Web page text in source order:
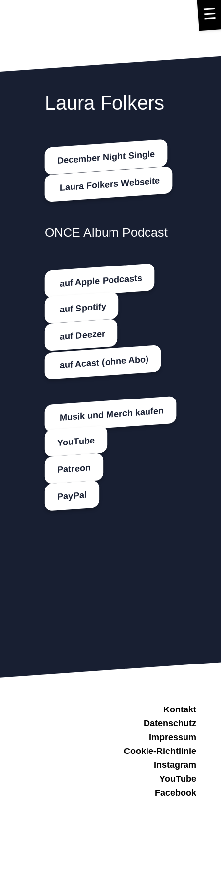
☰
Laura Folkers
December Night Single
Laura Folkers Webseite
ONCE Album Podcast
auf Apple Podcasts
auf Spotify
auf Deezer
auf Acast (ohne Abo)
Musik und Merch kaufen
YouTube
Patreon
PayPal
Instagram
YouTube
Facebook
Kontakt
Datenschutz
Impressum
Cookie-Richtlinie